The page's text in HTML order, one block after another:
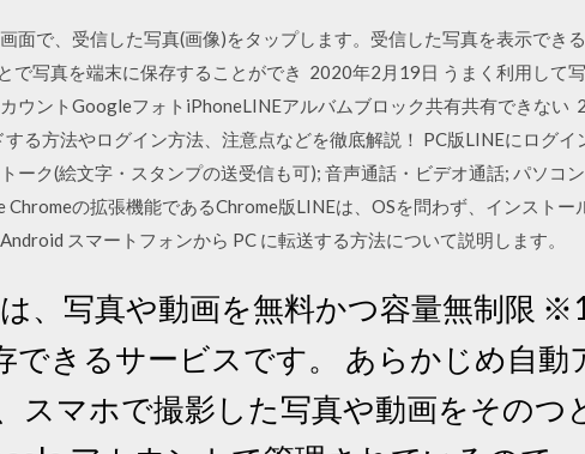
面で、受信した写真(画像)をタップします。受信した写真を表示でき
で写真を端末に保存することができ 2020年2月19日 うまく利用して
ウントGoogleフォトiPhoneLINEアルバムブロック共有共有できない
る方法やログイン方法、注意点などを徹底解説！ PC版LINEにログ
ーク(絵文字・スタンプの送受信も可); 音声通話・ビデオ通話; パソコ
Chromeの拡張機能であるChrome版LINEは、OSを問わず、インスト
スマートフォンから PC に転送する方法について説明します。
、写真や動画を無料かつ容量無制限
できるサービスです。 あらかじめ自動
スマホで撮影した写真や動画をそのつ